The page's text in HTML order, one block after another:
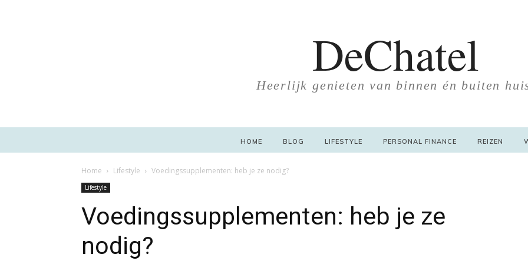
DeChatel
Heerlijk genieten van binnen én buiten
HOME BLOG LIFESTYLE PERSONAL FINANCE REIZEN
Home Lifestyle Voedingssupplementen: heb je ze nodig?
Lifestyle
Voedingssupplementen: heb je ze
nodig?